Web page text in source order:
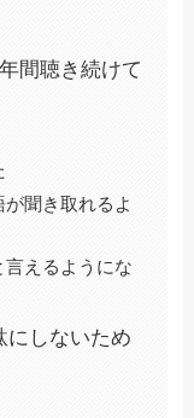
間聴き続けて
聞き取れるよ
えるようにな
にしないため